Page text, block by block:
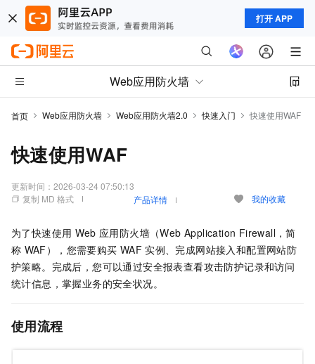
打开 APP
Web应用防火墙
首页 Web应用防火墙 Web应用防火墙2.0 快速入门 快速使用WAF
快速使用WAF
更新时间： 2026-03-24 07:50:13
复制 MD 格式
产品详情 我的收藏
为了快速使用 Web 应用防火墙（Web Application Firewall，简
称 WAF） ，您需要购买 WAF 实例、完成网站接入和配置网站防
护策略。完成后，您可以通过安全报表查看攻击防护记录和访问
统计信息，掌握业务的安全状况。
使用流程